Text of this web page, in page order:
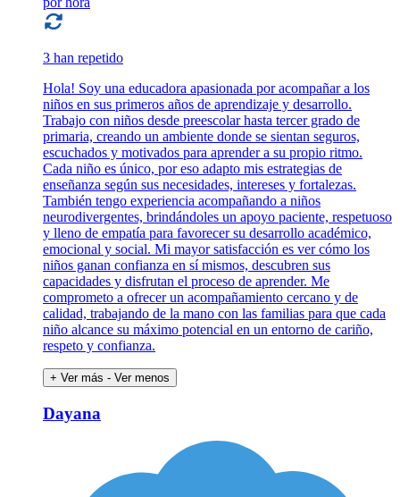
3 han repetido
Hola! Soy una educadora apasionada por acompañar a los
niños en sus primeros años de aprendizaje y desarrollo.
Trabajo con niños desde preescolar hasta tercer grado de
primaria, creando un ambiente donde se sientan seguros,
escuchados y motivados para aprender a su propio ritmo.
Cada niño es único, por eso adapto mis estrategias de
enseñanza según sus necesidades, intereses y fortalezas.
También tengo experiencia acompañando a niños
neurodivergentes, brindándoles un apoyo paciente, respetuoso
y lleno de empatía para favorecer su desarrollo académico,
emocional y social. Mi mayor satisfacción es ver cómo los
niños ganan confianza en sí mismos, descubren sus
capacidades y disfrutan el proceso de aprender. Me
comprometo a ofrecer un acompañamiento cercano y de
calidad, trabajando de la mano con las familias para que cada
niño alcance su máximo potencial en un entorno de cariño,
respeto y confianza.
+ Ver más - Ver menos
Dayana